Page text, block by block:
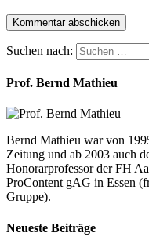
Suchen nach:
Prof. Bernd Mathieu
Bernd Mathieu war von
Zeitung und ab 2003 auch
Honorarprofessor der FH
ProContent gAG in Essen
Gruppe).
Neueste Beiträge